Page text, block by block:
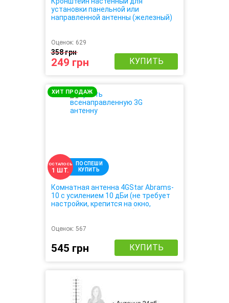
установки панельной или
направленной антенны (железный)
Оценок: 629
358 грн
249 грн КУПИТЬ
ХИТ ПРОДАЖ
ПОСПЕШИ
КУПИТЬ
ОСТАЛОСЬ
1 ШТ.
Комнатная антенна 4GStar Abrams-
10 с усилением 10 дБи (не требует
настройки, крепится на окно,
усиливает 3G 4G сигнал)
Оценок: 567
545 грн КУПИТЬ